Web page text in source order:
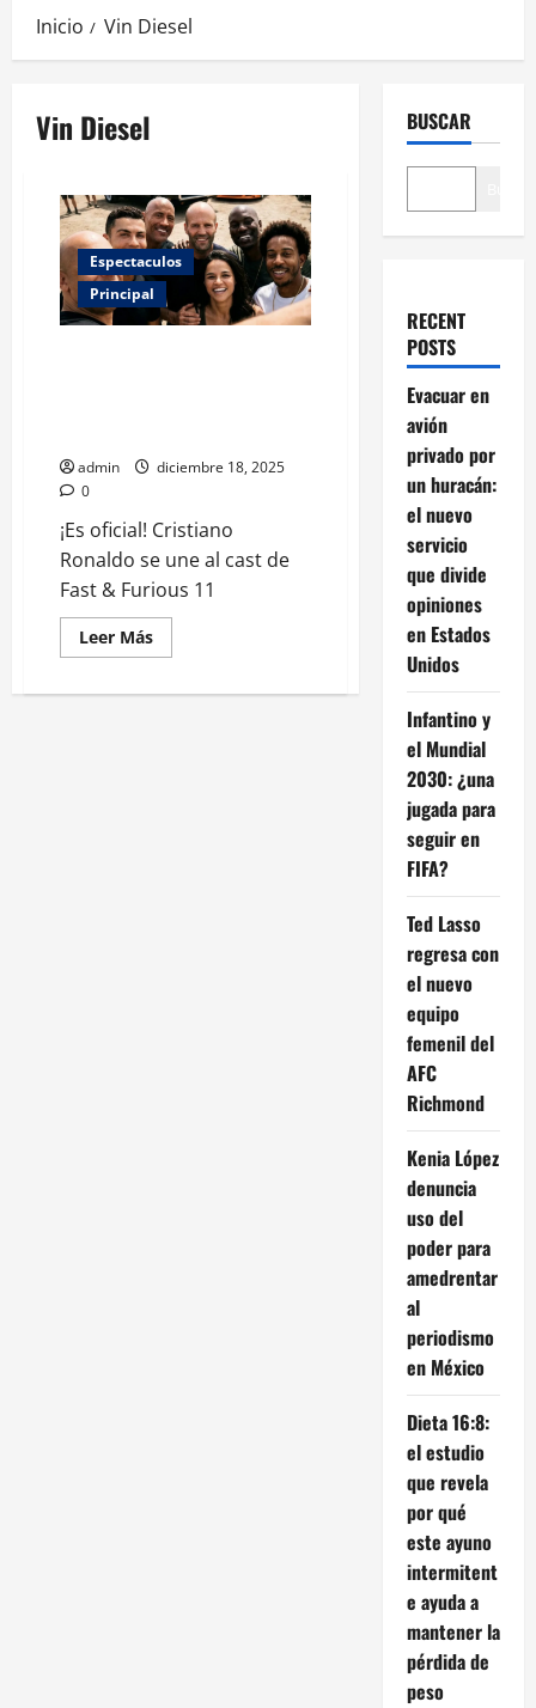
Inicio Vin Diesel
Vin Diesel
Espectaculos
Principal
admin
diciembre 18, 2025
0
¡Es oficial! Cristiano
Ronaldo se une al cast de
Fast & Furious 11
Leer MásLeer
más
Cristiano
BUSCAR
RECENT
POSTS
Evacuar en
avión
privado por
un huracán:
el nuevo
servicio
que divide
opiniones
en Estados
Unidos
Infantino y
el Mundial
2030: ¿una
jugada para
seguir en
FIFA?
Ted Lasso
regresa con
el nuevo
equipo
femenil del
AFC
Richmond
Kenia López
denuncia
uso del
poder para
amedrentar
al
periodismo
en México
Dieta 16:8:
el estudio
que revela
por qué
este ayuno
intermitent
e ayuda a
mantener la
pérdida de
peso